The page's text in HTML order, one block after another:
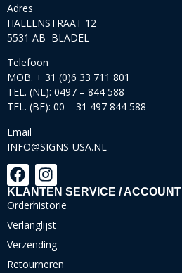
Adres
HALLENSTRAAT 12
5531 AB BLADEL
Telefoon
MOB. + 31 (0)6 33 711 801
TEL. (NL): 0497 – 844 588
TEL. (BE): 00 – 31 497 844 588
Email
INFO@SIGNS-USA.NL
KLANTEN SERVICE / ACCOUNT
Orderhistorie
Verlanglijst
Verzending
Retourneren